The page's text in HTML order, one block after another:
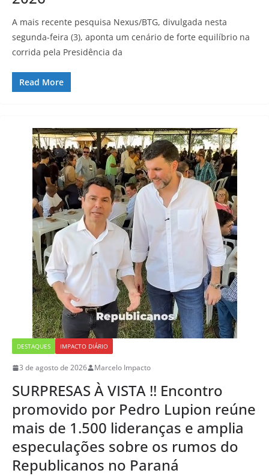
A mais recente pesquisa Nexus/BTG, divulgada nesta
segunda-feira (3), aponta um cenário de forte equilíbrio na
corrida pela Presidência da
Read More
DESTAQUES IMPACTO DIÁRIO
3 de agosto de 2026 Marcelo Impacto
SURPRESAS À VISTA !! Encontro
promovido por Pedro Lupion reúne
mais de 1.500 lideranças e amplia
especulações sobre os rumos do
Republicanos no Paraná